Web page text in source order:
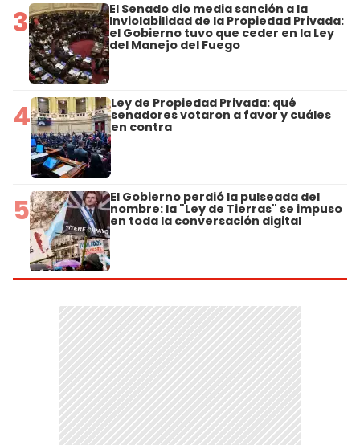
3 El Senado dio media sanción a la
Inviolabilidad de la Propiedad Privada:
el Gobierno tuvo que ceder en la Ley
del Manejo del Fuego
4 Ley de Propiedad Privada: qué
senadores votaron a favor y cuáles
en contra
5 El Gobierno perdió la pulseada del
nombre: la "Ley de Tierras" se impuso
en toda la conversación digital